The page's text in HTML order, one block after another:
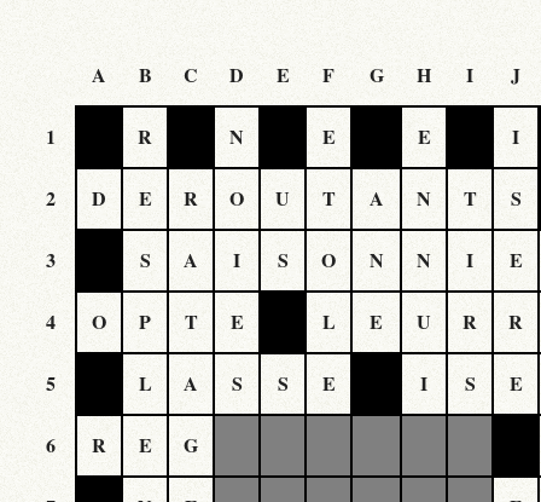
A B C D E F G H I J
1 R N E E I
2 D E R O U T A N T S
3 S A I S O N N I E
4 O P T E L E U R R
5 L A S S E I S E
6 R E G